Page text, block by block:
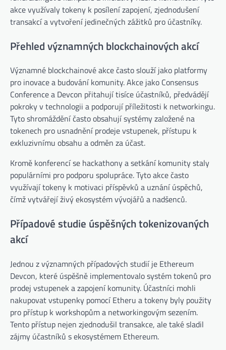
akce využívaly tokeny k posílení zapojení, zjednodušení
transakcí a vytvoření jedinečných zážitků pro účastníky.
Přehled významných blockchainových akcí
Významné blockchainové akce často slouží jako platformy
pro inovace a budování komunity. Akce jako Consensus
Conference a Devcon přitahují tisíce účastníků, předvádějí
pokroky v technologii a podporují příležitosti k networkingu.
Tyto shromáždění často obsahují systémy založené na
tokenech pro usnadnění prodeje vstupenek, přístupu k
exkluzivnímu obsahu a odměn za účast.
Kromě konferencí se hackathony a setkání komunity staly
populárními pro podporu spolupráce. Tyto akce často
využívají tokeny k motivaci příspěvků a uznání úspěchů,
čímž vytvářejí živý ekosystém vývojářů a nadšenců.
Případové studie úspěšných tokenizovaných
akcí
Jednou z významných případových studií je Ethereum
Devcon, které úspěšně implementovalo systém tokenů pro
prodej vstupenek a zapojení komunity. Účastníci mohli
nakupovat vstupenky pomocí Etheru a tokeny byly použity
pro přístup k workshopům a networkingovým sezením.
Tento přístup nejen zjednodušil transakce, ale také sladil
zájmy účastníků s ekosystémem Ethereum.